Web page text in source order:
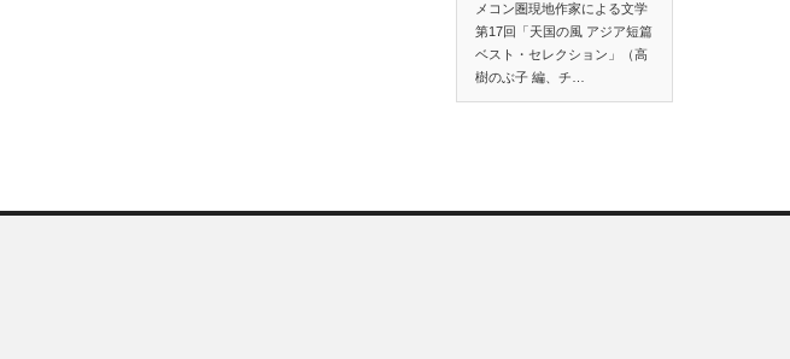
メコン圏現地作家による文学
第17回「天国の風 アジア短篇
ベスト・セレクション」（高
樹のぶ子 編、チ…